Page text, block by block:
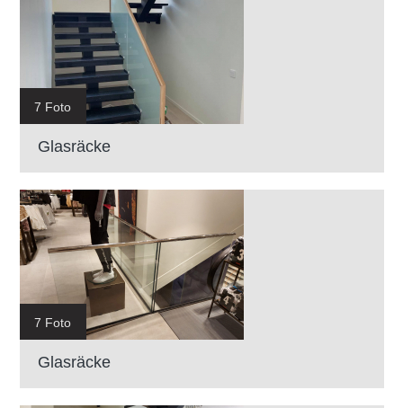
7 Foto
Glasräcke
7 Foto
Glasräcke